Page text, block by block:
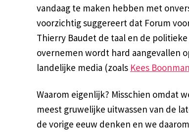
vandaag te maken hebben met
voorzichtig suggereert dat Forum
Thierry Baudet de taal en de
overnemen wordt hard aangevallen
landelijke media (zoals Kees
Waarom eigenlijk? Misschien omdat
meest gruwelijke uitwassen van de
de vorige eeuw denken en we